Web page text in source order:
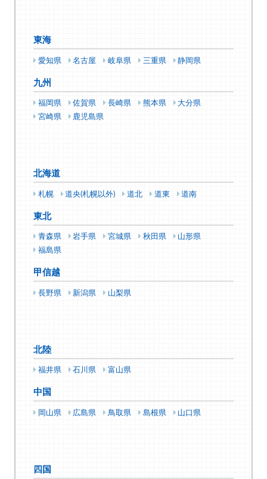
東海
愛知県 名古屋 岐阜県 三重県 静岡県
九州
福岡県 佐賀県 長崎県 熊本県
大分県
宮崎県
鹿児島県
北海道
札幌 道央(札幌以外) 道北 道東 道南
東北
青森県 岩手県 宮城県 秋田県
山形県
福島県
甲信越
長野県 新潟県 山梨県
北陸
福井県 石川県 富山県
中国
岡山県 広島県 鳥取県 島根県 山口県
四国